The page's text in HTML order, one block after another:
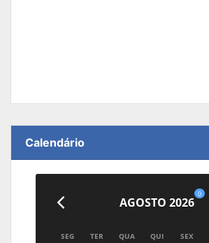
Calendário
AGOSTO 2026
0
SEG TER QUA QUI SEX